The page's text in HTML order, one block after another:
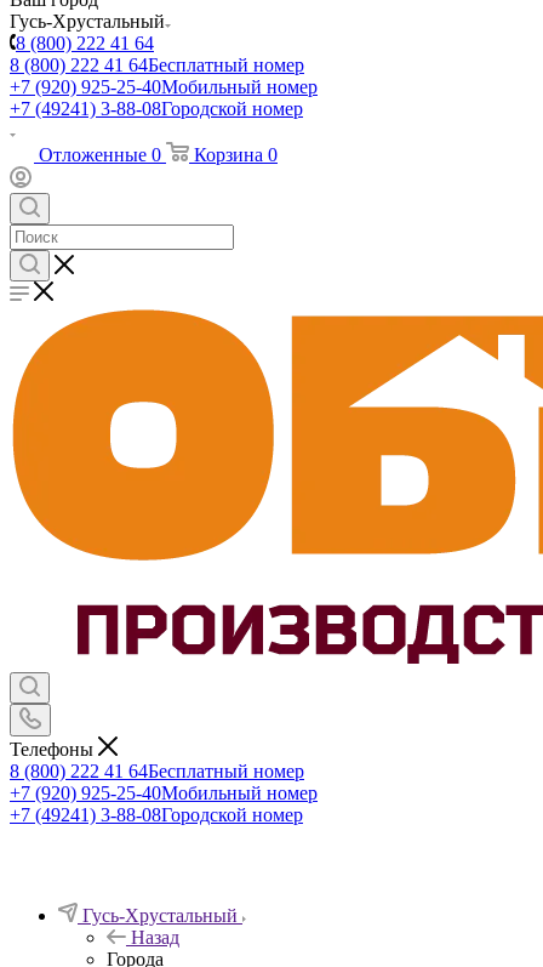
Гусь-Хрустальный
8 (800) 222 41 64
8 (800) 222 41 64Бесплатный номер
+7 (920) 925-25-40Мобильный номер
+7 (49241) 3-88-08Городской номер
Отложенные 0 Корзина 0
Телефоны
8 (800) 222 41 64Бесплатный номер
+7 (920) 925-25-40Мобильный номер
+7 (49241) 3-88-08Городской номер
Гусь-Хрустальный
Назад
Города